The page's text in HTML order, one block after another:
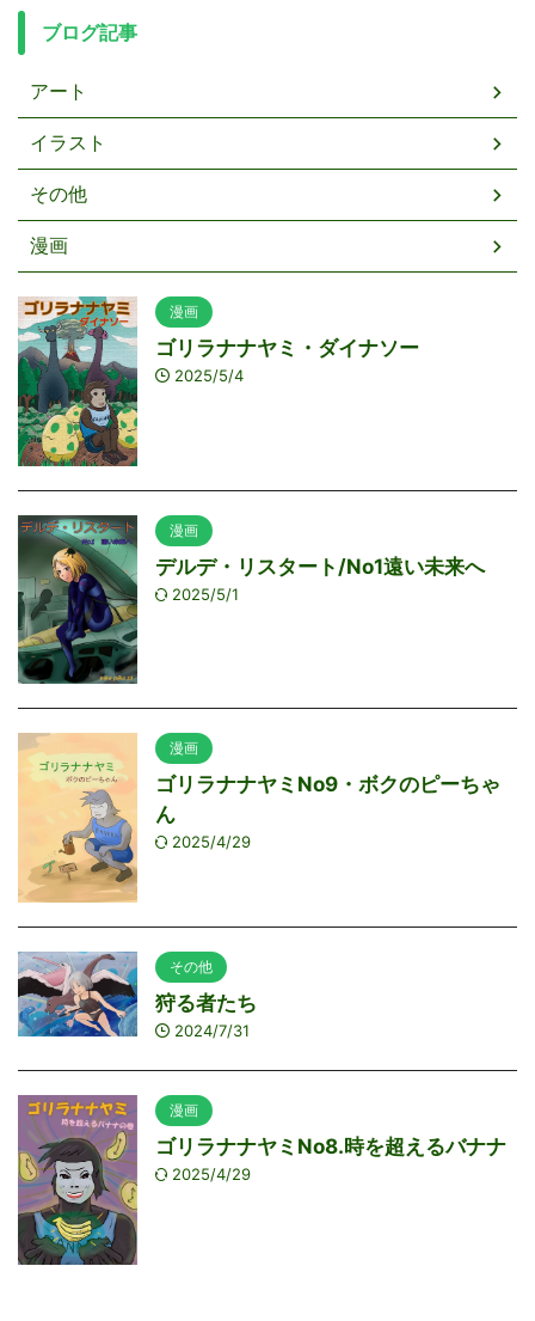
ブログ記事
アート
イラスト
その他
漫画
漫画
ゴリラナナヤミ・ダイナソー
2025/5/4
漫画
デルデ・リスタート/No1遠い未来へ
2025/5/1
漫画
ゴリラナナヤミNo9・ボクのピーちゃ
ん
2025/4/29
その他
狩る者たち
2024/7/31
漫画
ゴリラナナヤミNo8.時を超えるバナナ
2025/4/29